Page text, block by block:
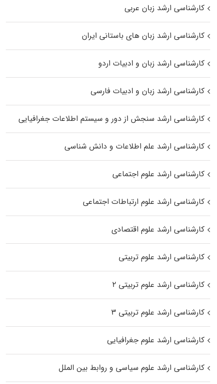
کارشناسی ارشد زبان عربی
کارشناسی ارشد زبان‌ های باستانی ایران
کارشناسی ارشد زبان و ادبیات اردو
کارشناسی ارشد زبان و ادبیات فارسی
کارشناسی ارشد سنجش از دور و سیستم اطلاعات جغرافیایی
کارشناسی ارشد علم اطلاعات و دانش شناسی
کارشناسی ارشد علوم اجتماعی
کارشناسی ارشد علوم ارتباطات اجتماعی
کارشناسی ارشد علوم اقتصادی
کارشناسی ارشد علوم تربیتی
کارشناسی ارشد علوم تربیتی ۲
کارشناسی ارشد علوم تربیتی ۳
کارشناسی ارشد علوم جغرافیایی
کارشناسی ارشد علوم سیاسی و روابط بین الملل